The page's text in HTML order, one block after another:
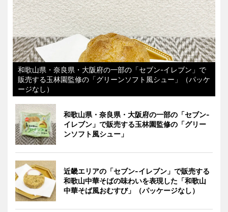
和歌山県・奈良県・大阪府の一部の「セブン-イレブン」で
販売する玉林園監修の「グリーンソフト風シュー」（パッケ
ージなし）
和歌山県・奈良県・大阪府の一部の「セブン-
イレブン」で販売する玉林園監修の「グリー
ンソフト風シュー」
近畿エリアの「セブン-イレブン」で販売する
和歌山中華そばの味わいを表現した「和歌山
中華そば風おむすび」（パッケージなし）